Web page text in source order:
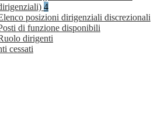
4
posizioni dirigenziali discrezionali
di funzione disponibili
dirigenti
cessati